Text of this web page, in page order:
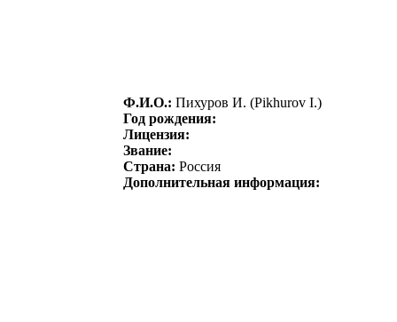
Ф.И.О.: Пихуpов И. (Pikhurov I.)
Год рождения:
Лицензия:
Звание:
Страна: Россия
Дополнительная информация: